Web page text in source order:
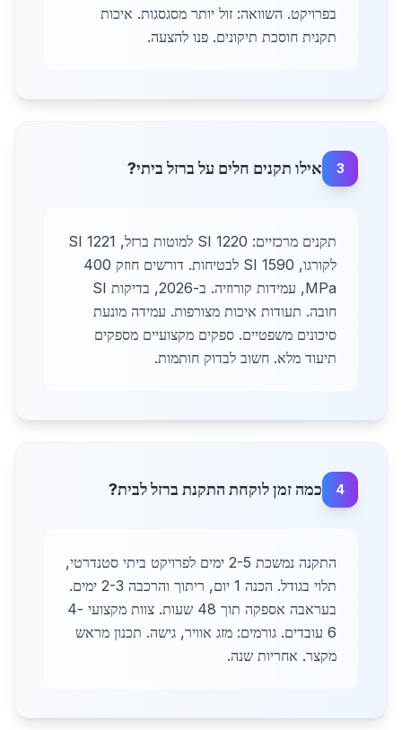
בפרויקט. השוואה: זול יותר מסגסגות. איכות
תקנית חוסכת תיקונים. פנו להצעה.
3 אילו תקנים חלים על ברזל ביתי?
תקנים מרכזיים: SI 1220 למוטות ברזל, SI 1221
לקורגו, SI 1590 לבטיחות. דורשים חוזק 400
MPa, עמידות קורוזיה. ב-2026, בדיקות SI
חובה. תעודות איכות מצורפות. עמידה מונעת
סיכונים משפטיים. ספקים מקצועיים מספקים
תיעוד מלא. חשוב לבדוק חותמות.
4 כמה זמן לוקחת התקנת ברזל לבית?
התקנה נמשכת 2-5 ימים לפרויקט ביתי סטנדרטי,
תלוי בגודל. הכנה 1 יום, ריתוך והרכבה 2-3 ימים.
בעראבה אספקה תוך 48 שעות. צוות מקצועי 4-
6 עובדים. גורמים: מזג אוויר, גישה. תכנון מראש
מקצר. אחריות שנה.